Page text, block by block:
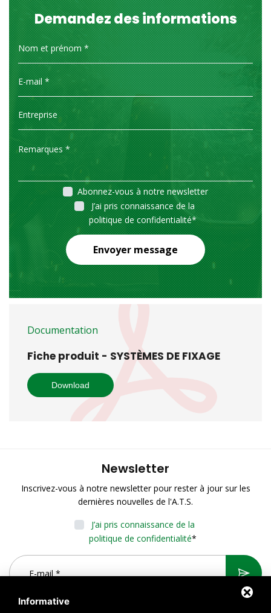
Demandez des informations
Abonnez-vous à notre newsletter
J’ai pris connaissance de la
politique de confidentialité*
Envoyer message
Documentation
Fiche produit - SYSTÈMES DE FIXAGE
Download
Newsletter
Inscrivez-vous à notre newsletter pour rester à jour sur les
dernières nouvelles de l'A.T.S.
J’ai pris connaissance de la
politique de confidentialité*
Informative